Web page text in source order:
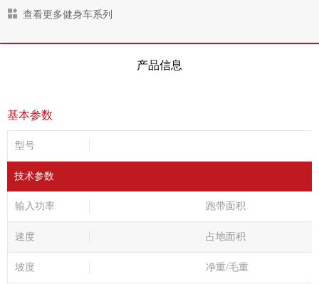
查看更多健身车系列
产品信息
基本参数
型号
技术参数
输入功率 跑带面积
速度 占地面积
坡度 净重/毛重